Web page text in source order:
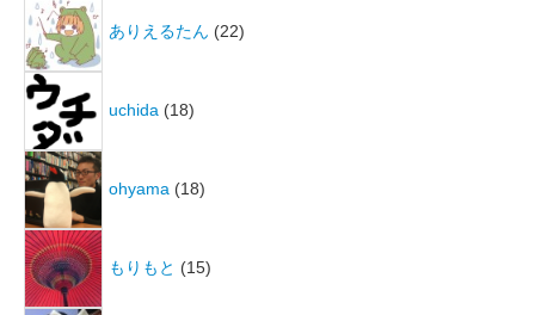
ありえるたん (22)
uchida (18)
ohyama (18)
もりもと (15)